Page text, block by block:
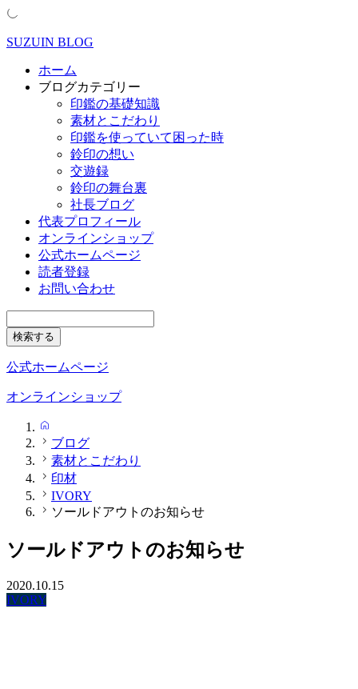
SUZUIN BLOG
ホーム
ブログカテゴリー
印鑑の基礎知識
素材とこだわり
印鑑を使っていて困った時
鈴印の想い
交遊録
鈴印の舞台裏
社長ブログ
代表プロフィール
オンラインショップ
公式ホームページ
読者登録
お問い合わせ
公式ホームページ
オンラインショップ
ブログ
素材とこだわり
印材
IVORY
ソールドアウトのお知らせ
ソールドアウトのお知らせ
2020.10.15
IVORY